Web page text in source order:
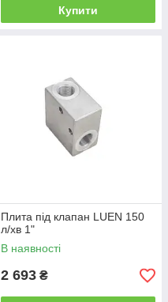
Купити
Плита під клапан LUEN 150
л/хв 1"
В наявності
2 693 ₴